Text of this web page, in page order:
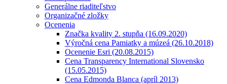
Generálne riaditeľstvo
Organizačné zložky
Ocenenia
Značka kvality 2. stupňa (16.09.2020)
Výročná cena Pamiatky a múzeá (26.10.2018)
Ocenenie Esri (20.08.2015)
Cena Transparency International Slovensko
(15.05.2015)
Cena Edmonda Blanca (apríl 2013)